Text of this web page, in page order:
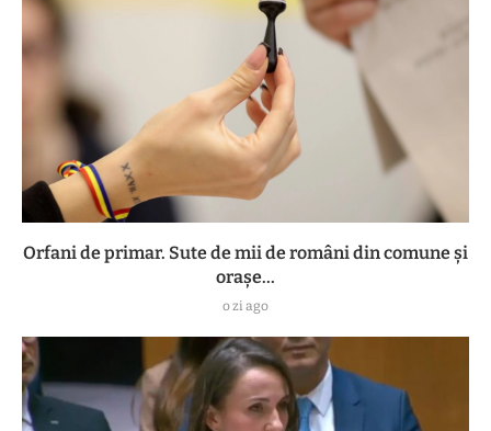
Orfani de primar. Sute de mii de români din comune și
orașe...
o zi ago